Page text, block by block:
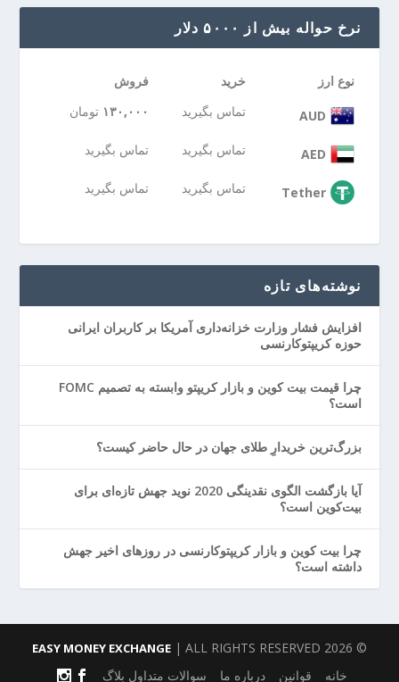
نرخ حواله بیش از ۵۰۰۰ دلار
نوع ارز خرید فروش
AUD تماس بگیرید ۱۳۰,۰۰۰ تومان
AED تماس بگیرید تماس بگیرید
Tether تماس بگیرید تماس بگیرید
نوشته‌های تازه
افزایش فشار وزارت خزانه‌داری آمریکا بر کاربران ایرانی
حوزه کریپتوکارنسی
چرا قیمت بیت کوین و بازار کریپتو وابسته به تصمیم FOMC
است؟
بزرگ‌ترین خریدارِ طلای جهان در حال حاضر کیست؟
آیا بازگشت الگوی نقدینگی 2020 نوید جهش تازه‌ای برای
بیت‌کوین است؟
چرا بیت کوین و بازار کریپتوکارنسی در روزهای اخیر جهش
داشته است؟
© 2026
EASY MONEY EXCHANGE | ALL RIGHTS RESERVED
خانه
قوانین درباره ما سوالات متداول بلاگ